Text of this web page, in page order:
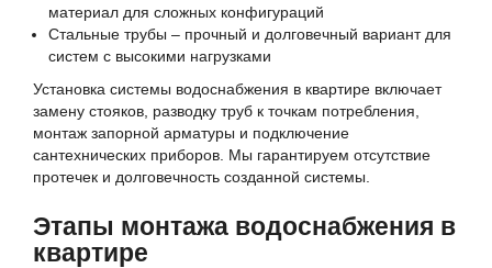
материал для сложных конфигураций
Стальные трубы – прочный и долговечный вариант для
систем с высокими нагрузками
Установка системы водоснабжения в квартире включает
замену стояков, разводку труб к точкам потребления,
монтаж запорной арматуры и подключение
сантехнических приборов. Мы гарантируем отсутствие
протечек и долговечность созданной системы.
Этапы монтажа водоснабжения в
квартире